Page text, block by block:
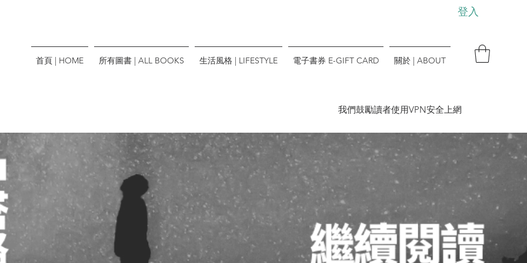
登入
首頁 | HOME 所有圖書 | ALL BOOKS 生活風格 | LIFESTYLE 電子書券 E-GIFT CARD 關於 | ABOUT
​我們鼓勵讀者使用VPN安全上網